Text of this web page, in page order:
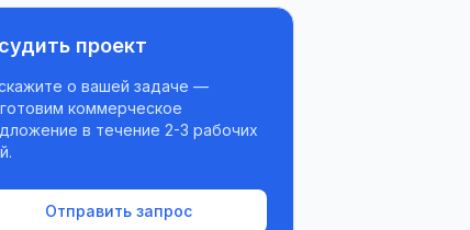
проект
о вашей задаче —
коммерческое
в течение 2-3 рабочих
Отправить запрос